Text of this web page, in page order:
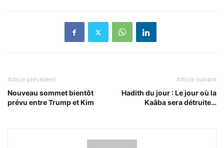
Article précédent
Nouveau sommet bientôt
prévu entre Trump et Kim
Article suivant
Hadith du jour : Le jour où la
Kaâba sera détruite…